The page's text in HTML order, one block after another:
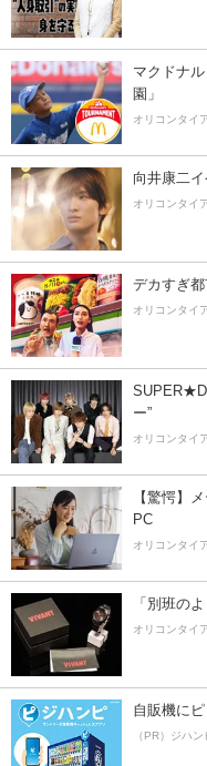
マクドナ
園」
オリコンタイ
向井康二
オリコンタイ
デカすぎ
オリコンタイ
ー”
オリコンタイ
【驚愕】
PC
オリコンタイ
「別班の
オリコンタイ
自販機に
（PR）ジハン